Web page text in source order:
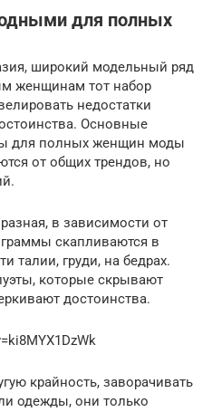
для полных
широкий модельный ряд
женщинам тот набор
недостатки
Основные
для полных женщин моды
от общих трендов, но
в зависимости от
скапливаются в
талии, груди, на бедрах.
которые скрывают
достоинства.
крайность, заворачивать
одежды, они только